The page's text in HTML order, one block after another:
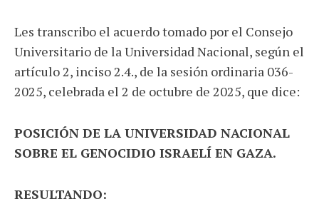
Les transcribo el acuerdo tomado por el Consejo
Universitario de la Universidad Nacional, según el
artículo 2, inciso 2.4., de la sesión ordinaria 036-
2025, celebrada el 2 de octubre de 2025, que dice:
POSICIÓN DE LA UNIVERSIDAD NACIONAL
SOBRE EL GENOCIDIO ISRAELÍ EN GAZA.
RESULTANDO: